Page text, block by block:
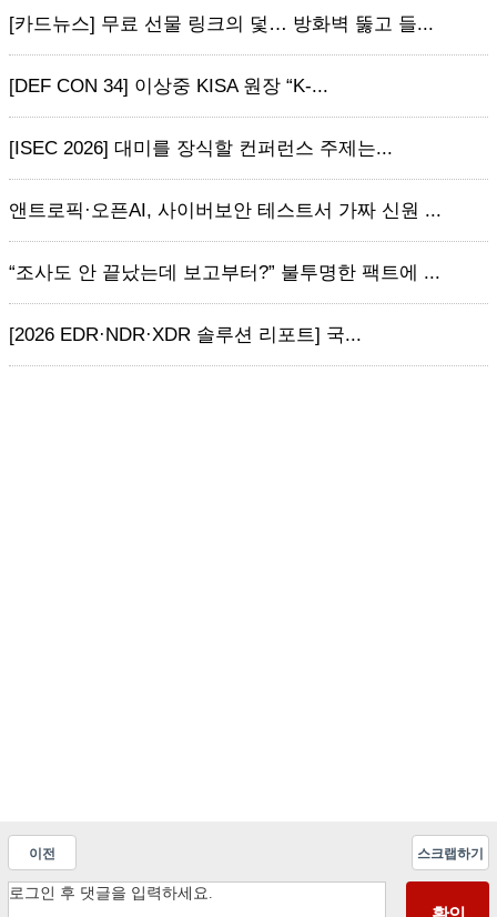
[카드뉴스] 무료 선물 링크의 덫… 방화벽 뚫고 들...
[DEF CON 34] 이상중 KISA 원장 “K-...
[ISEC 2026] 대미를 장식할 컨퍼런스 주제는...
앤트로픽·오픈AI, 사이버보안 테스트서 가짜 신원 ...
“조사도 안 끝났는데 보고부터?” 불투명한 팩트에 ...
[2026 EDR·NDR·XDR 솔루션 리포트] 국...
이전 스크랩하기